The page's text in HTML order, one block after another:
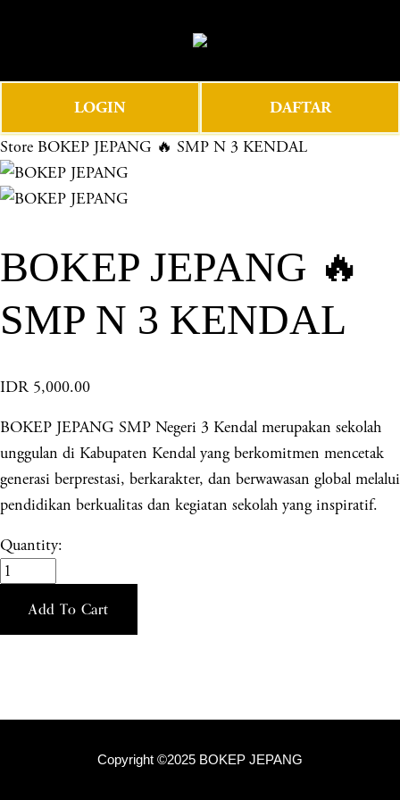
e
e
n
u
LOGIN DAFTAR
Store BOKEP JEPANG 🔥 SMP N 3 KENDAL
BOKEP JEPANG 🔥
SMP N 3 KENDAL
IDR 5,000.00
BOKEP JEPANG SMP Negeri 3 Kendal merupakan sekolah
unggulan di Kabupaten Kendal yang berkomitmen mencetak
generasi berprestasi, berkarakter, dan berwawasan global melalui
pendidikan berkualitas dan kegiatan sekolah yang inspiratif.
Quantity:
Add To Cart
Copyright ©2025 BOKEP JEPANG